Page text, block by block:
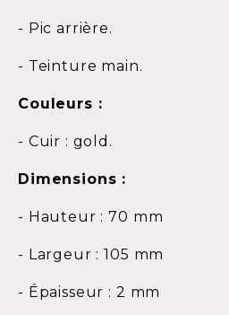
- Pic arrière.
- Teinture main.
Couleurs :
- Cuir : gold.
Dimensions :
- Hauteur : 70 mm
- Largeur : 105 mm
- Épaisseur : 2 mm